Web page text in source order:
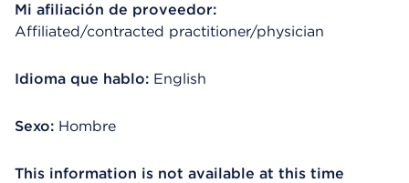
Mi afiliación de proveedor:
Affiliated/contracted practitioner/physician
Idioma que hablo: English
Sexo: Hombre
This information is not available at this time